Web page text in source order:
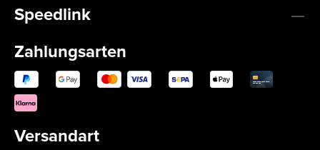
Speedlink
Zahlungsarten
Versandart